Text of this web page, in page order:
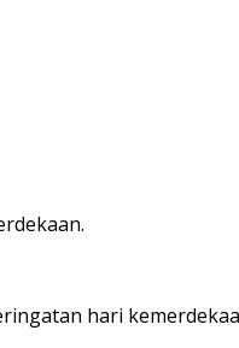
hari